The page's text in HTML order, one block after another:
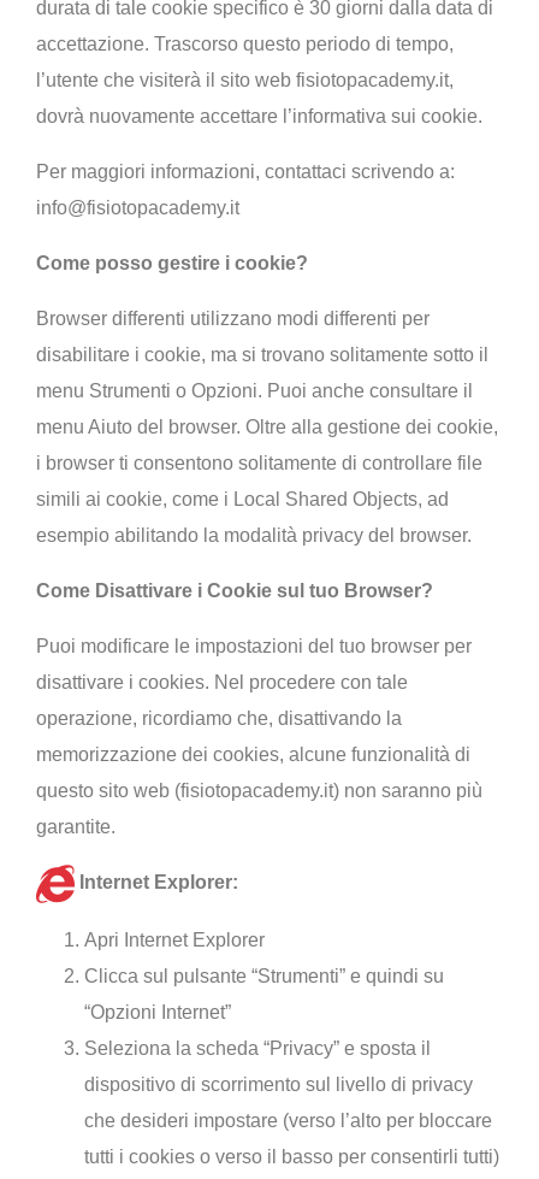
durata di tale cookie specifico è 30 giorni dalla data di
accettazione. Trascorso questo periodo di tempo,
l’utente che visiterà il sito web fisiotopacademy.it,
dovrà nuovamente accettare l’informativa sui cookie.
Per maggiori informazioni, contattaci scrivendo a:
info@fisiotopacademy.it
Come posso gestire i cookie?
Browser differenti utilizzano modi differenti per
disabilitare i cookie, ma si trovano solitamente sotto il
menu Strumenti o Opzioni. Puoi anche consultare il
menu Aiuto del browser. Oltre alla gestione dei cookie,
i browser ti consentono solitamente di controllare file
simili ai cookie, come i Local Shared Objects, ad
esempio abilitando la modalità privacy del browser.
Come Disattivare i Cookie sul tuo Browser?
Puoi modificare le impostazioni del tuo browser per
disattivare i cookies. Nel procedere con tale
operazione, ricordiamo che, disattivando la
memorizzazione dei cookies, alcune funzionalità di
questo sito web (fisiotopacademy.it) non saranno più
garantite.
Internet Explorer:
Apri Internet Explorer
Clicca sul pulsante “Strumenti” e quindi su
“Opzioni Internet”
Seleziona la scheda “Privacy” e sposta il
dispositivo di scorrimento sul livello di privacy
che desideri impostare (verso l’alto per bloccare
tutti i cookies o verso il basso per consentirli tutti)